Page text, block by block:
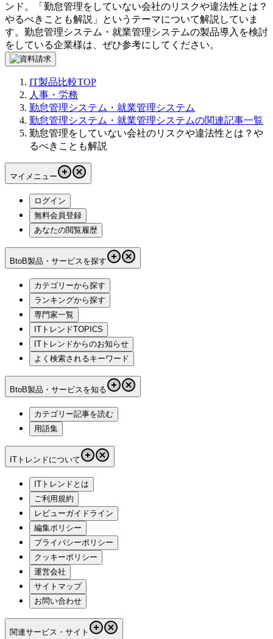
ンド。「 勤怠管理をしていない会社のリスクや違法性とは？
やるべきことも解説 」というテーマについて解説していま
す。 勤怠管理システム・就業管理システムの製品導入を検討
をしている企業様は、ぜひ参考にしてください。
IT製品比較TOP
人事・労務
勤怠管理システム・就業管理システム
勤怠管理システム・就業管理システムの関連記事一覧
勤怠管理をしていない会社のリスクや違法性とは？や
るべきことも解説
マイメニュー
ログイン
無料会員登録
あなたの閲覧履歴
BtoB製品・サービスを探す
カテゴリーから探す
ランキングから探す
専門家一覧
ITトレンドTOPICS
ITトレンドからのお知らせ
よく検索されるキーワード
BtoB製品・サービスを知る
カテゴリー記事を読む
用語集
ITトレンドについて
ITトレンドとは
ご利用規約
レビューガイドライン
編集ポリシー
プライバシーポリシー
クッキーポリシー
運営会社
サイトマップ
お問い合わせ
関連サービス・サイト